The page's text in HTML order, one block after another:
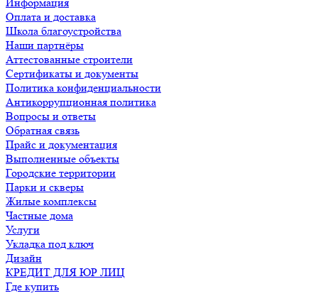
Оплата и доставка
Школа благоустройства
Наши партнёры
Аттестованные строители
Сертификаты и документы
Политика конфиденциальности
Антикоррупционная политика
Вопросы и ответы
Обратная связь
Прайс и документация
Выполненные объекты
Городские территории
Парки и скверы
Жилые комплексы
Частные дома
Услуги
Укладка под ключ
Дизайн
КРЕДИТ ДЛЯ ЮР ЛИЦ
Где купить